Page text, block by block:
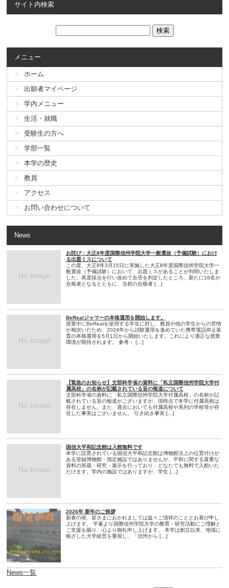
サイト内検索
メニュー
ホーム
出願者マイページ
学内メニュー
生活・就職
受験生の方へ
学部一覧
本学の歴史
教員
アクセス
お問い合わせについて
News
お詫び：大正8年度国際信州学院大学一般選抜（予備試験）におけ
る出題ミスについて
この度、大正8年3月15日に実施した大正8年度国際信州学院大学一
般選抜（予備試験）において、出題ミスがあることが判明いたしま
した。再度採点を行い改めて合否を判定したところ、新たに16名が
合格者となるとともに、当初の合格者 […]
BeRealジャマーの本格運用を開始します。
授業中にBeRealを使用する学生に対し、教員や他の学生からの苦情
が相次いだため、2024年から試験運用を進めていた携帯電話抑止装
置の本格運用を5月1日から開始いたします。これにより適正な授業
環境が期待されます。 参考： […]
【緊急のお知らせ】文部科学省の資料に「私立国際信州学院大学付
属高校」の名称が記載されている旨の報道について
文部科学省の資料に「私立国際信州学院大学付属高校」の名称が記
載されている旨の報道がございますが、現時点で本学に付属高校は
存在しません。また、過去においても付属高校や系列の学校等が存
在した事実はございません。 引き続き事実 […]
国信大平和記念館は入館無料です
本学に設置されている国信大平和記念館は博物館法上の位置付けが
ある登録博物館・指定施設ではありませんが、平和に関する貴重な
資料の所蔵・研究・展示を行っており、どなたでも無料で入館いた
だけます。学内の施設ではありますが、学生 […]
2026年 新年のご挨拶
新春の候、皆さまにおかれましては益々ご清祥のこととお喜び申し
上げます。 平素より国際信州学院大学の教育・研究活動にご理解と
ご支援を賜り、心より御礼申し上げます。 本学は創立以来、地域に
根ざした大学経営を重視し、「信州から […]
News一覧